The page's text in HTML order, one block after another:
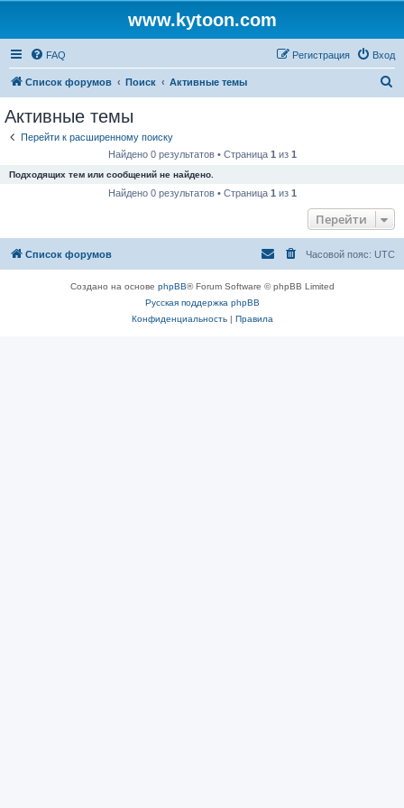
www.kytoon.com
FAQ Вход
Регистрация
Список форумов Поиск Активные темы
Активные темы
Перейти к расширенному поиску
Найдено 0 результатов • Страница 1 из 1
Подходящих тем или сообщений не найдено.
Найдено 0 результатов • Страница 1 из 1
Перейти
Список форумов Часовой пояс: UTC
Создано на основе phpBB® Forum Software © phpBB Limited
Русская поддержка phpBB
Конфиденциальность| Правила